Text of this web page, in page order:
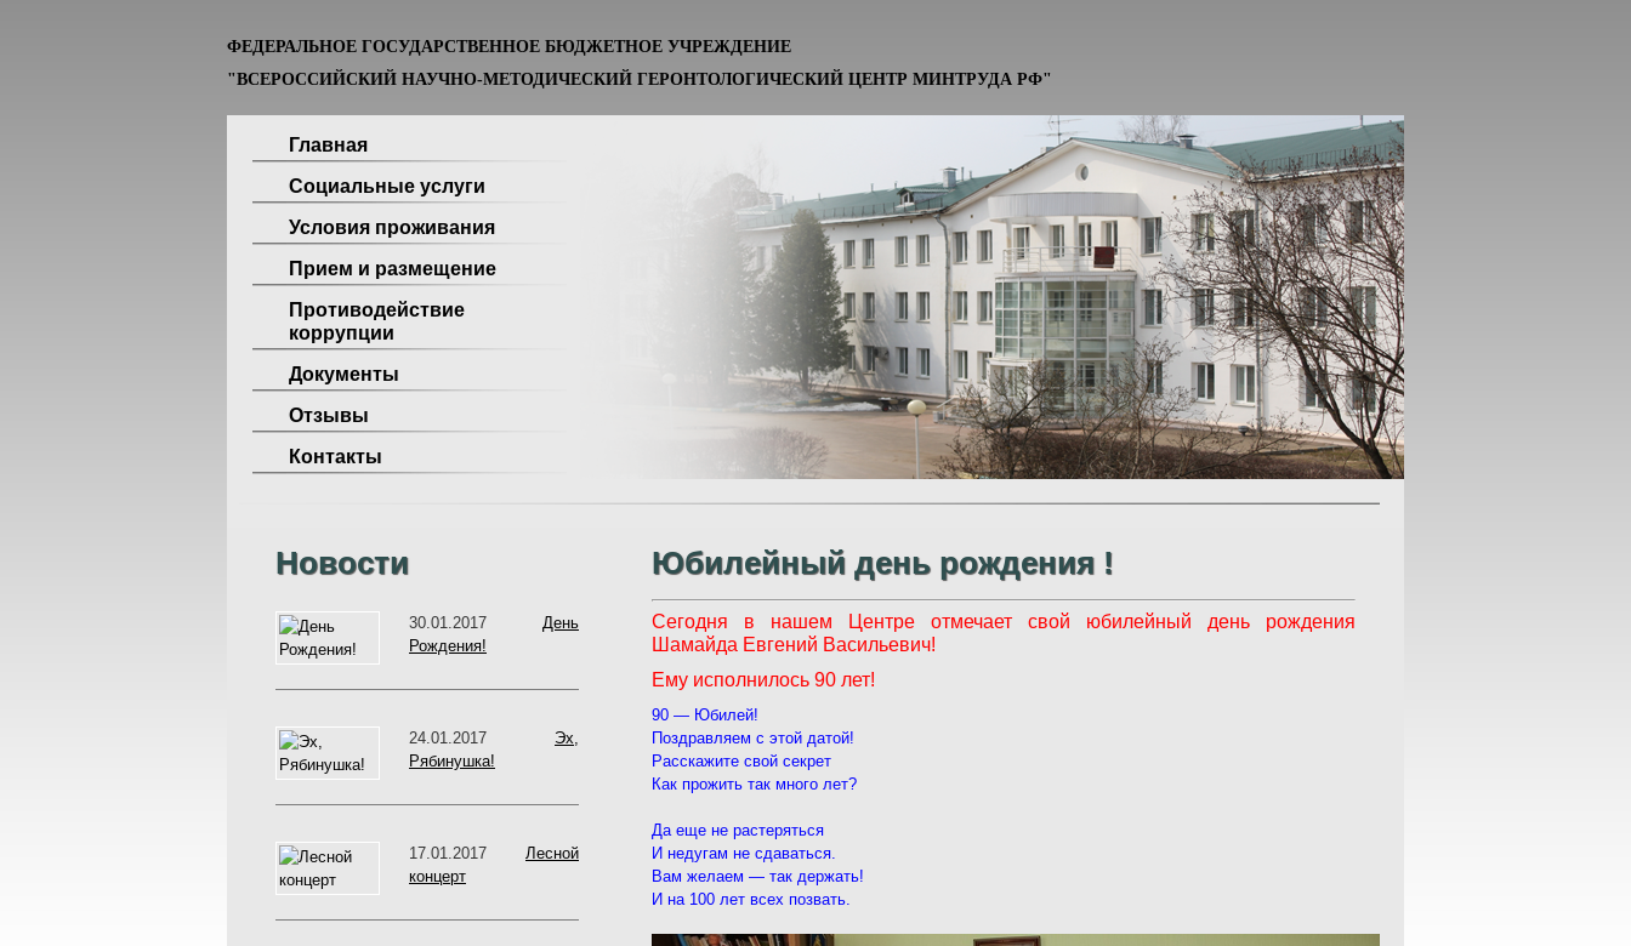
ФЕДЕРАЛЬНОЕ ГОСУДАРСТВЕННОЕ БЮДЖЕТНОЕ УЧРЕЖДЕНИЕ
"ВСЕРОССИЙСКИЙ НАУЧНО-МЕТОДИЧЕСКИЙ ГЕРОНТОЛОГИЧЕСКИЙ ЦЕНТР МИНТРУДА РФ"
Главная
Социальные услуги
Условия проживания
Прием и размещение
Противодействие
коррупции
Документы
Отзывы
Контакты
Новости
30.01.2017 День
Рождения!
24.01.2017 Эх,
Рябинушка!
17.01.2017 Лесной
концерт
Юбилейный день рождения !
Сегодня в нашем Центре отмечает свой юбилейный день рождения
Шамайда Евгений Васильевич!
Ему исполнилось 90 лет!
90 — Юбилей!
Поздравляем с этой датой!
Расскажите свой секрет
Как прожить так много лет?
Да еще не растеряться
И недугам не сдаваться.
Вам желаем — так держать!
И на 100 лет всех позвать.